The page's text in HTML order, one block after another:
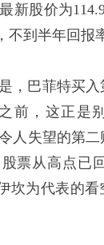
新股价为
不到半年回报
，巴菲特买
前，这正是
失望的第二
票从高点已
坎为代表的